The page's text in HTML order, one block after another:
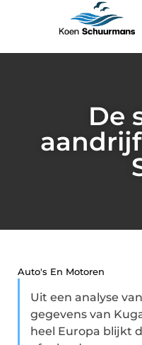
De
Auto's En Motoren
Uit een analyse
gegevens van
heel Europa blijkt